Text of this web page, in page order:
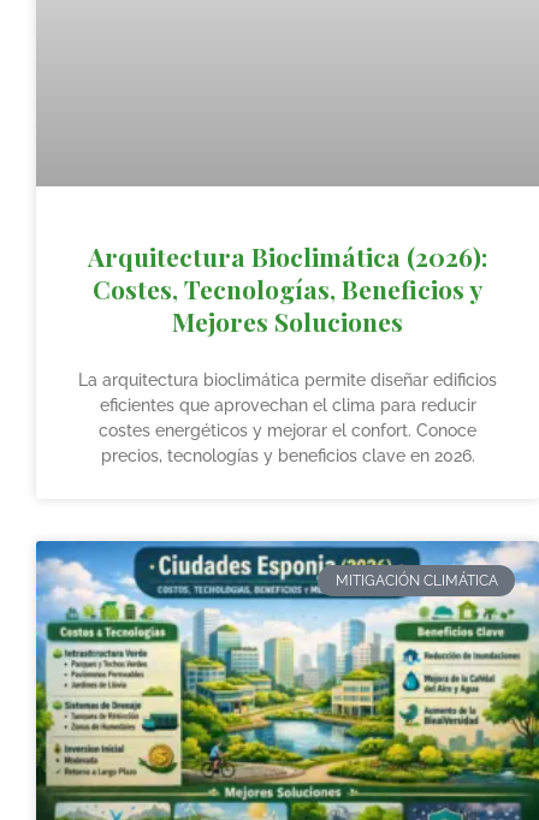
Arquitectura Bioclimática (2026):
Costes, Tecnologías, Beneficios y
Mejores Soluciones
La arquitectura bioclimática permite diseñar edificios
eficientes que aprovechan el clima para reducir
costes energéticos y mejorar el confort. Conoce
precios, tecnologías y beneficios clave en 2026.
MITIGACIÓN CLIMÁTICA